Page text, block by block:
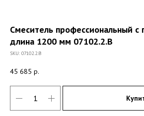
Смеситель профессиональный с
длина 1200 мм 07102.2.B
SKU: 07102.2.B
45 685 р.